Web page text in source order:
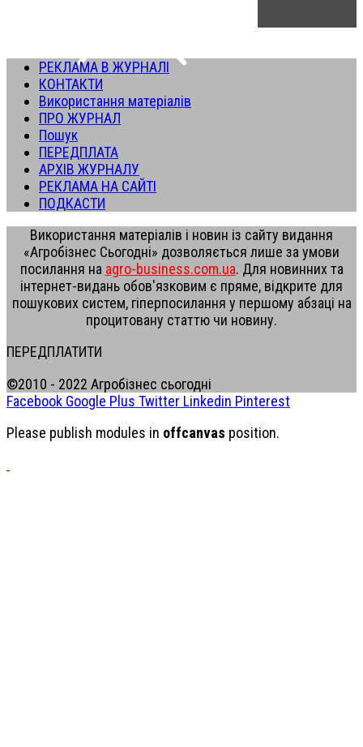
РЕКЛАМА В ЖУРНАЛІ
КОНТАКТИ
Використання матеріалів
ПРО ЖУРНАЛ
Пошук
ПЕРЕДПЛАТА
АРХІВ ЖУРНАЛУ
РЕКЛАМА НА САЙТІ
ПОДКАСТИ
Використання матеріалів і новин із сайту видання
«Агробізнес Сьогодні» дозволяється лише за умови
посилання на agro-business.com.ua. Для новинних та
інтернет-видань обов'язковим є пряме, відкрите для
пошукових систем, гіперпосилання у першому абзаці на
процитовану статтю чи новину.
ПЕРЕДПЛАТИТИ
©2010 - 2022 Агробізнес сьогодні
Facebook Google Plus Twitter Linkedin Pinterest
Please publish modules in offcanvas position.